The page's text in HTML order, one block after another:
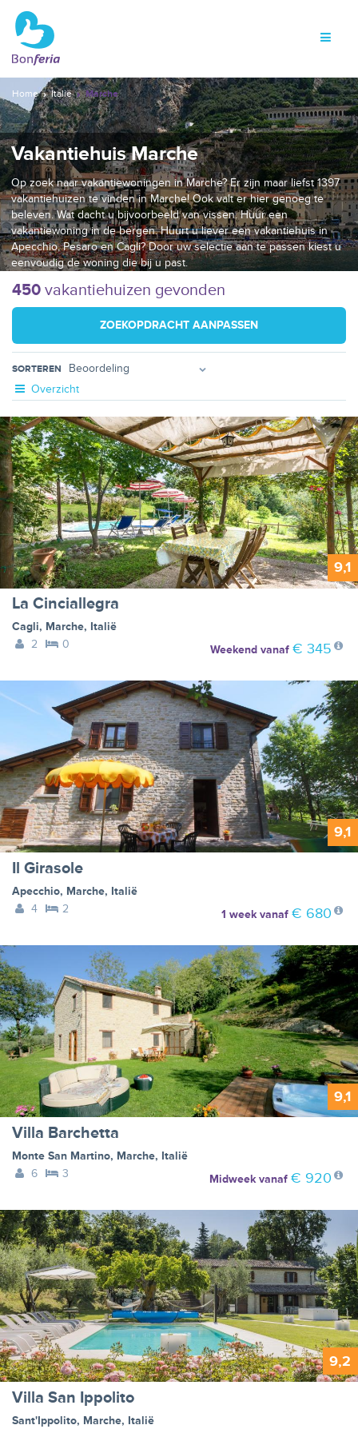
Home Italië Marche
Vakantiehuis Marche
Op zoek naar vakantiewoningen in Marche? Er zijn maar liefst 1397
vakantiehuizen te vinden in Marche! Ook valt er hier genoeg te
beleven. Wat dacht u bijvoorbeeld van vissen. Huur een
vakantiewoning in de bergen. Huurt u liever een vakantiehuis in
Apecchio, Pesaro en Cagli? Door uw selectie aan te passen kiest u
eenvoudig de woning die bij u past.
450 vakantiehuizen gevonden
ZOEKOPDRACHT AANPASSEN
SORTEREN
Overzicht
9,1
La Cinciallegra
Cagli, Marche, Italië
2
0 Weekendvanaf € 345
9,1
Il Girasole
Apecchio, Marche, Italië
4
2 1 weekvanaf € 680
9,1
Villa Barchetta
Monte San Martino, Marche, Italië
6
3 Midweekvanaf € 920
9,2
Villa San Ippolito
Sant'Ippolito, Marche, Italië